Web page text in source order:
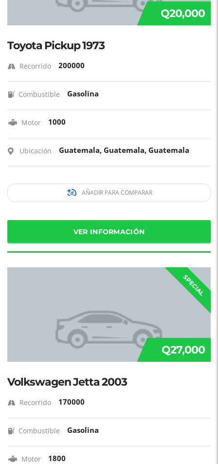
Q20,000
Toyota Pickup 1973
Recorrido 200000
Combustible Gasolina
Motor 1000
Ubicación Guatemala, Guatemala, Guatemala
AÑADIR PARA COMPARAR
VER INFORMACIÓN
SPECIAL
Q27,000
Volkswagen Jetta 2003
Recorrido 170000
Combustible Gasolina
Motor 1800